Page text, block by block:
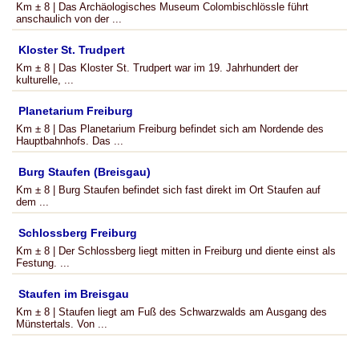
Km ± 8 | Das Archäologisches Museum Colombischlössle führt
anschaulich von der ...
Kloster St. Trudpert
Km ± 8 | Das Kloster St. Trudpert war im 19. Jahrhundert der
kulturelle, ...
Planetarium Freiburg
Km ± 8 | Das Planetarium Freiburg befindet sich am Nordende des
Hauptbahnhofs. Das ...
Burg Staufen (Breisgau)
Km ± 8 | Burg Staufen befindet sich fast direkt im Ort Staufen auf
dem ...
Schlossberg Freiburg
Km ± 8 | Der Schlossberg liegt mitten in Freiburg und diente einst als
Festung. ...
Staufen im Breisgau
Km ± 8 | Staufen liegt am Fuß des Schwarzwalds am Ausgang des
Münstertals. Von ...